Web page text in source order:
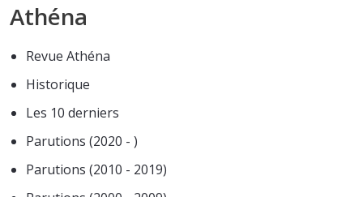
Athéna
Revue Athéna
Historique
Les 10 derniers
Parutions (2020 - )
Parutions (2010 - 2019)